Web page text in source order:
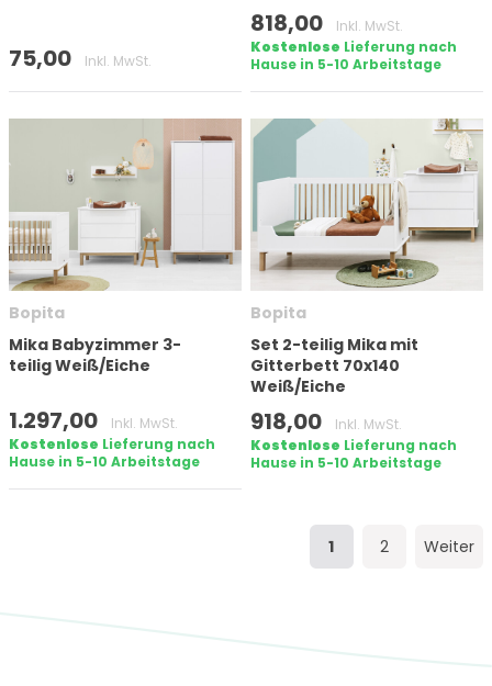
75,00 Inkl. MwSt.
818,00
Inkl. MwSt.
Kostenlose Lieferung nach
Hause in 5-10 Arbeitstage
Bopita
Mika Babyzimmer 3-
teilig Weiß/Eiche
1.297,00
Inkl. MwSt.
Kostenlose Lieferung nach
Hause in 5-10 Arbeitstage
Bopita
Set 2-teilig Mika mit
Gitterbett 70x140
Weiß/Eiche
918,00
Inkl. MwSt.
Kostenlose Lieferung nach
Hause in 5-10 Arbeitstage
1 2 Weiter